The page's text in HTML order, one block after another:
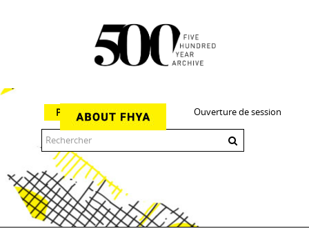
Ouverture de session
Parcourir